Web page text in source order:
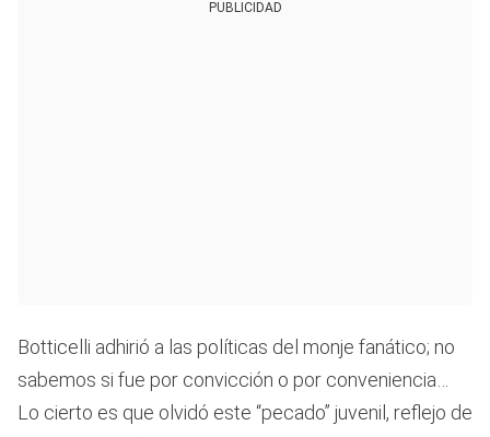
PUBLICIDAD
Botticelli adhirió a las políticas del monje fanático; no
sabemos si fue por convicción o por conveniencia…
Lo cierto es que olvidó este “pecado” juvenil, reflejo de